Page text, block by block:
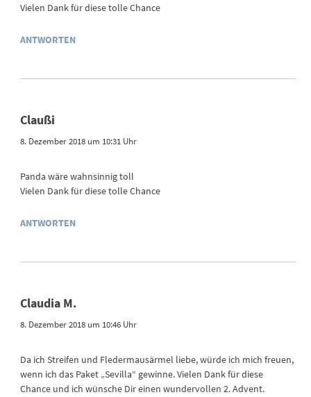
Vielen Dank für diese tolle Chance
ANTWORTEN
Claußi
8. Dezember 2018 um 10:31 Uhr
Panda wäre wahnsinnig toll
Vielen Dank für diese tolle Chance
ANTWORTEN
Claudia M.
8. Dezember 2018 um 10:46 Uhr
Da ich Streifen und Fledermausärmel liebe, würde ich mich freuen,
wenn ich das Paket „Sevilla“ gewinne. Vielen Dank für diese
Chance und ich wünsche Dir einen wundervollen 2. Advent.